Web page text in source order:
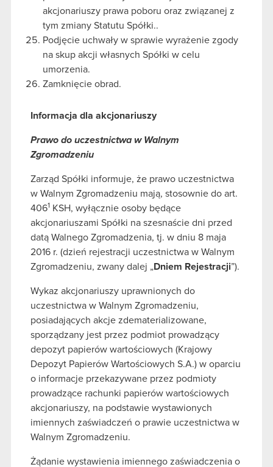
akcjonariuszy prawa poboru oraz związanej z
tym zmiany Statutu Spółki..
Podjęcie uchwały w sprawie wyrażenie zgody
na skup akcji własnych Spółki w celu
umorzenia.
Zamknięcie obrad.
Informacja dla akcjonariuszy
Prawo do uczestnictwa w Walnym
Zgromadzeniu
Zarząd Spółki informuje, że prawo uczestnictwa
w Walnym Zgromadzeniu mają, stosownie do art.
4061
KSH, wyłącznie osoby będące
akcjonariuszami Spółki na szesnaście dni przed
datą Walnego Zgromadzenia, tj. w dniu 8 maja
2016 r. (dzień rejestracji uczestnictwa w Walnym
Zgromadzeniu, zwany dalej „ Dniem Rejestracji”).
Wykaz akcjonariuszy uprawnionych do
uczestnictwa w Walnym Zgromadzeniu,
posiadających akcje zdematerializowane,
sporządzany jest przez podmiot prowadzący
depozyt papierów wartościowych (Krajowy
Depozyt Papierów Wartościowych S.A.) w oparciu
o informacje przekazywane przez podmioty
prowadzące rachunki papierów wartościowych
akcjonariuszy, na podstawie wystawionych
imiennych zaświadczeń o prawie uczestnictwa w
Walnym Zgromadzeniu.
Żądanie wystawienia imiennego zaświadczenia o